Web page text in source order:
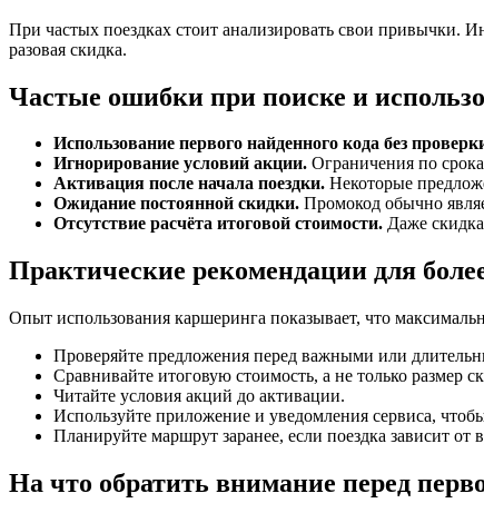
При частых поездках стоит анализировать свои привычки.
разовая скидка.
Частые ошибки при поиске и
Использование первого найденного кода без
Игнорирование условий акции. Ограничения по
Активация после начала поездки. Некоторые
Ожидание постоянной скидки. Промокод обычно
Отсутствие расчёта итоговой стоимости. Даже
Практические рекомендации для
Опыт использования каршеринга показывает, что
Проверяйте предложения перед важными или
Сравнивайте итоговую стоимость, а не только размер
Читайте условия акций до активации.
Используйте приложение и уведомления сервиса,
Планируйте маршрут заранее, если поездка зависит от
На что обратить внимание перед